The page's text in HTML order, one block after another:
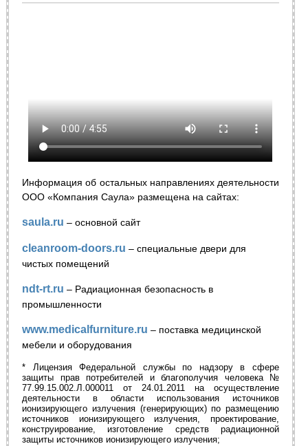
Информация об остальных направлениях деятельности
ООО «Компания Саула» размещена на сайтах:
saula.ru – основной сайт
cleanroom-doors.ru – специальные двери для
чистых помещений
ndt-rt.ru – Радиационная безопасность в
промышленности
www.medicalfurniture.ru – поставка медицинской
мебели и оборудования
* Лицензия Федеральной службы по надзору в сфере
защиты прав потребителей и благополучия человека №
77.99.15.002.Л.000011 от 24.01.2011 на осуществление
деятельности в области использования источников
ионизирующего излучения (генерирующих) по размещению
источников ионизирующего излучения, проектирование,
конструирование, изготовление средств радиационной
защиты источников ионизирующего излучения;